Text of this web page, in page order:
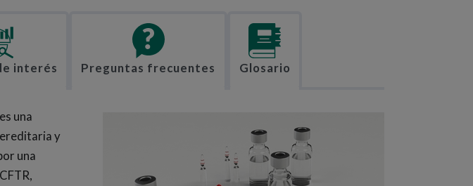
interés Preguntas frecuentes Glosario
una
y
una